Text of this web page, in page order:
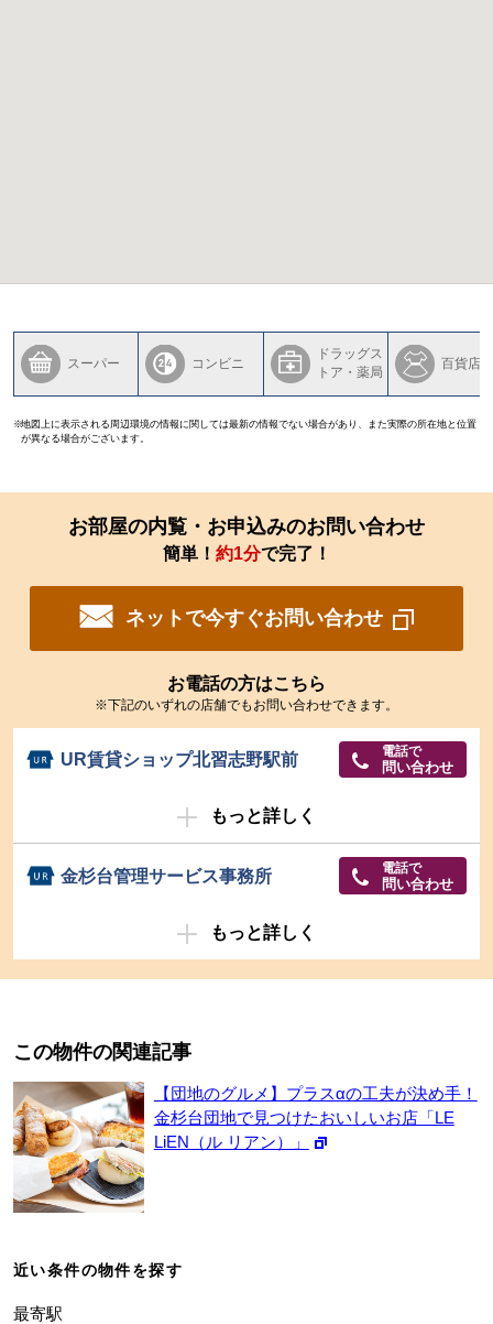
スーパー コンビニ
ドラッグス
トア・薬局
百貨店
地図上に表示される周辺環境の情報に関しては最新の情報でない場合があり、また実際の所在地と位置
が異なる場合がございます。
お部屋の内覧・お申込みのお問い合わせ
簡単！ 約1分で完了！
ネットで今すぐお問い合わせ
お電話の方はこちら
※下記のいずれの店舗でもお問い合わせできます。
UR賃貸ショップ北習志野駅前 電話で
問い合わせ
もっと詳しく
金杉台管理サービス事務所 電話で
問い合わせ
もっと詳しく
この物件の関連記事
【団地のグルメ】プラスαの工夫が決め手！
金杉台団地で見つけたおいしいお店「LE
LiEN（ル リアン）」
近い条件の物件を探す
最寄駅